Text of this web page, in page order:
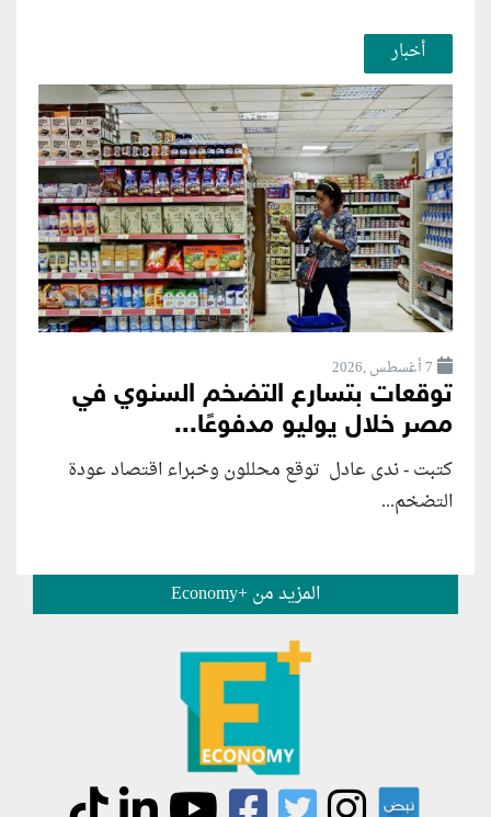
أخبار
7 أغسطس ,2026
توقعات بتسارع التضخم السنوي في
مصر خلال يوليو مدفوعًا...
كتبت - ندى عادل توقع محللون وخبراء اقتصاد عودة
التضخم...
المزيد من +Economy